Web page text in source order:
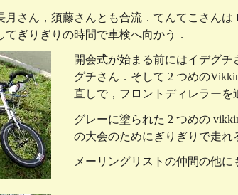
月さん，須藤さんとも合流．てんてこさん
ぎりぎりの時間で車検へ向かう．
開会式が始まる前にはイデグ
グチさん．そして 2 つめの
直しで，フロントディレラーを
グレーに塗られた 2 つめの
の大会のためにぎりぎりで走れ
メーリングリストの仲間の他に